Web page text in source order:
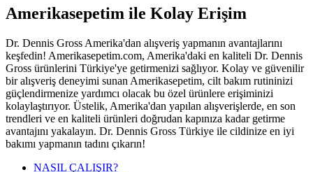
Amerikasepetim ile Kolay Erişim
Dr. Dennis Gross Amerika'dan alışveriş yapmanın avantajlarını
keşfedin! Amerikasepetim.com, Amerika'daki en kaliteli Dr. Dennis
Gross ürünlerini Türkiye'ye getirmenizi sağlıyor. Kolay ve güvenilir
bir alışveriş deneyimi sunan Amerikasepetim, cilt bakım rutininizi
güçlendirmenize yardımcı olacak bu özel ürünlere erişiminizi
kolaylaştırıyor. Üstelik, Amerika'dan yapılan alışverişlerde, en son
trendleri ve en kaliteli ürünleri doğrudan kapınıza kadar getirme
avantajını yakalayın. Dr. Dennis Gross Türkiye ile cildinize en iyi
bakımı yapmanın tadını çıkarın!
NASIL ÇALIŞIR?